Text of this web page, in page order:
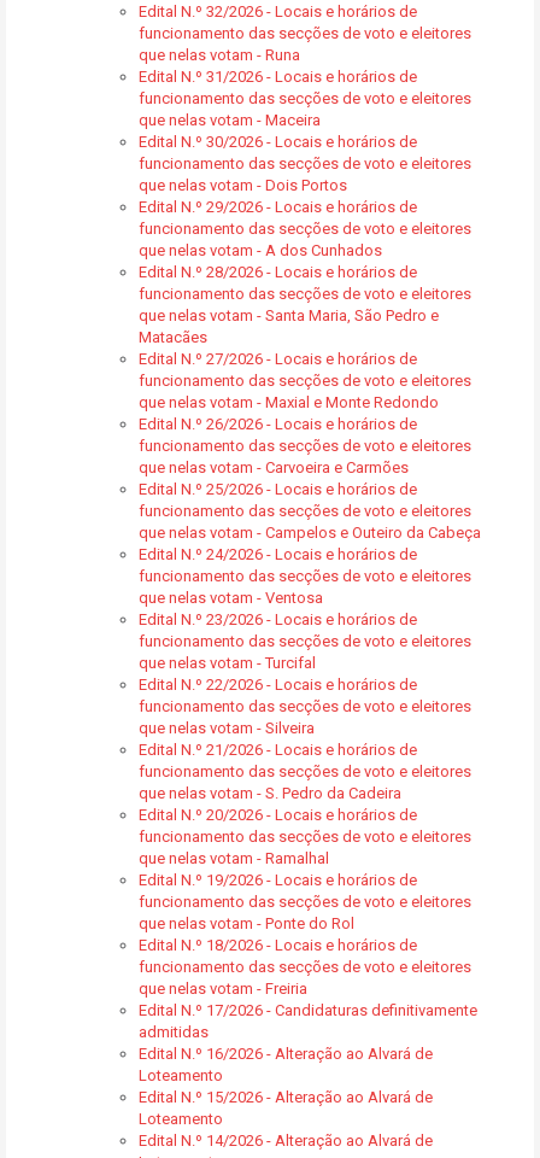
Edital N.º 32/2026 - Locais e horários de
funcionamento das secções de voto e eleitores
que nelas votam - Runa
Edital N.º 31/2026 - Locais e horários de
funcionamento das secções de voto e eleitores
que nelas votam - Maceira
Edital N.º 30/2026 - Locais e horários de
funcionamento das secções de voto e eleitores
que nelas votam - Dois Portos
Edital N.º 29/2026 - Locais e horários de
funcionamento das secções de voto e eleitores
que nelas votam - A dos Cunhados
Edital N.º 28/2026 - Locais e horários de
funcionamento das secções de voto e eleitores
que nelas votam - Santa Maria, São Pedro e
Matacães
Edital N.º 27/2026 - Locais e horários de
funcionamento das secções de voto e eleitores
que nelas votam - Maxial e Monte Redondo
Edital N.º 26/2026 - Locais e horários de
funcionamento das secções de voto e eleitores
que nelas votam - Carvoeira e Carmões
Edital N.º 25/2026 - Locais e horários de
funcionamento das secções de voto e eleitores
que nelas votam - Campelos e Outeiro da Cabeça
Edital N.º 24/2026 - Locais e horários de
funcionamento das secções de voto e eleitores
que nelas votam - Ventosa
Edital N.º 23/2026 - Locais e horários de
funcionamento das secções de voto e eleitores
que nelas votam - Turcifal
Edital N.º 22/2026 - Locais e horários de
funcionamento das secções de voto e eleitores
que nelas votam - Silveira
Edital N.º 21/2026 - Locais e horários de
funcionamento das secções de voto e eleitores
que nelas votam - S. Pedro da Cadeira
Edital N.º 20/2026 - Locais e horários de
funcionamento das secções de voto e eleitores
que nelas votam - Ramalhal
Edital N.º 19/2026 - Locais e horários de
funcionamento das secções de voto e eleitores
que nelas votam - Ponte do Rol
Edital N.º 18/2026 - Locais e horários de
funcionamento das secções de voto e eleitores
que nelas votam - Freiria
Edital N.º 17/2026 - Candidaturas definitivamente
admitidas
Edital N.º 16/2026 - Alteração ao Alvará de
Loteamento
Edital N.º 15/2026 - Alteração ao Alvará de
Loteamento
Edital N.º 14/2026 - Alteração ao Alvará de